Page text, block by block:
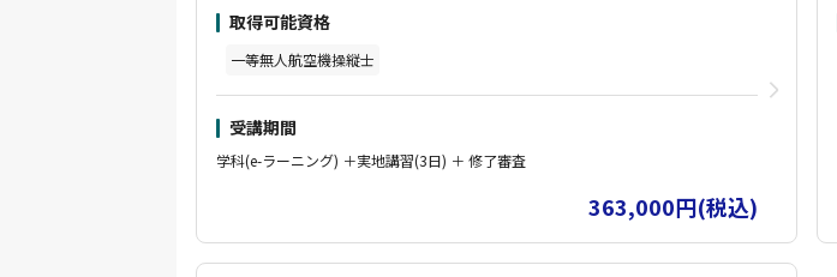
取得可能資格
一等無人航空機操縦士
受講期間
学科(e-ラーニング) ＋実地講習(3日) ＋ 修了審査
363,000円(税込)